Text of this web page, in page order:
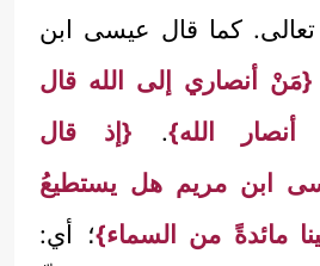
تعالى. كما قال عيسى ابن
{مَنْ أنصاري إلى الله قال
أنصار الله}. {إذ قال
ابن مريم هل يستطيعُ
مائدةً من السماء}؛ أي: